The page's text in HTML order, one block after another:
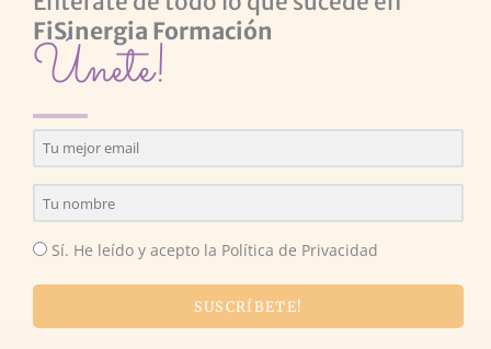
FiSinergia Formación
Únete!
Sí. He leído y acepto la Política de Privacidad
SUSCRÍBETE!